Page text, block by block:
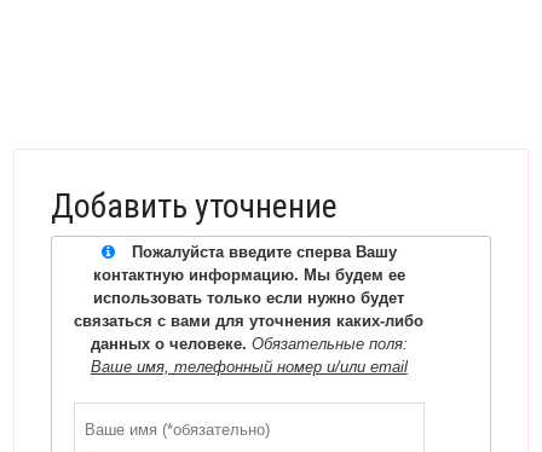
Добавить уточнение
Пожалуйста введите сперва Вашу
контактную информацию. Мы будем ее
использовать только если нужно будет
связаться с вами для уточнения каких-либо
данных о человеке. Обязательные поля:
Ваше имя, телефонный номер и/или email